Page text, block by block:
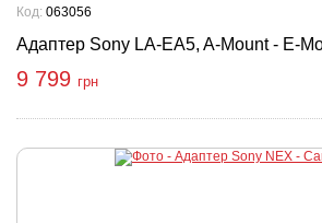
Адаптер Sony LA-EA5, A-Mount - E-
Код: 063056
9 799 грн